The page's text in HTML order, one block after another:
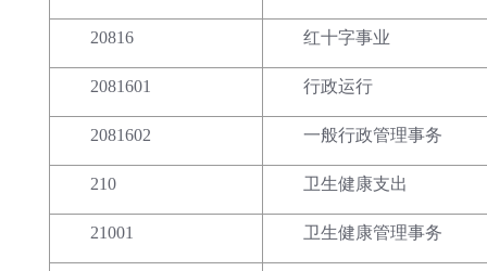
20816 红十字事业
2081601 行政运行
2081602 一般行政管理事务
210 卫生健康支出
21001 卫生健康管理事务